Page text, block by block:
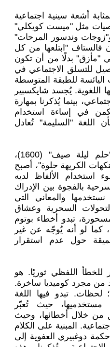
أشعة سينية اجتماعية
مثل "ميست كويكلي"
وندسور المرحات"
فالستاف "ابتلعها من كل
"مأزق" بدلًا من أن تكون
للتسلق الاجتماعي في
اليائسة للطبقة المتوسطة
اللغوية. يُجسد شايكسبير
بينما يُذكرنا بمهارة
في إساءة استخدام
اللغة "السليمة" تُعادل
حتى بوتوم في مسرحية "حلم ليلة صيف" (1600)،
الكريهة حلوة"، أصبح
الألفاظ لديه
بالفجوة بين الإدراك
والمعاني التي
السحرية وعشاق
تبدو أخطاء بوتوم
كما لو أنه يُوجّه عن غير
حول عدم استقرار
للخطأ اللفظي ثوريًا. هو
من مجرد كوميديا ساخرة.
لحظات. تبدو فيها اللغة
مستخدميها، حيث تُعبّر
خلال أخطائها، وحيث
المبنية على الكلام
دوغبيري العفوية إلى